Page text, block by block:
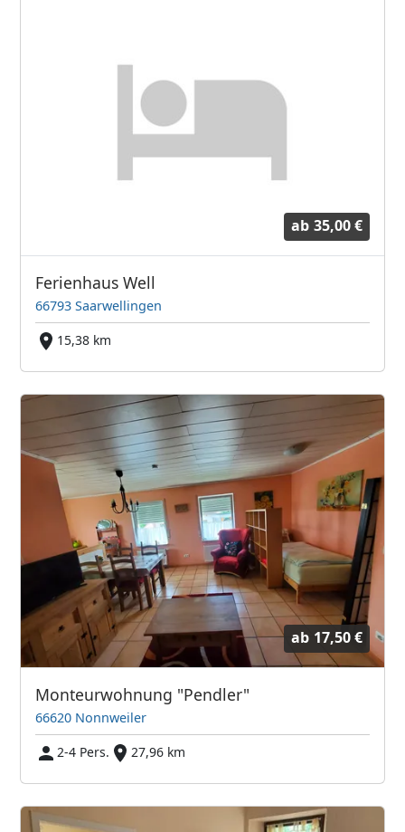
ab 35,00 €
Ferienhaus Well
66793 Saarwellingen
15,38 km
ab 17,50 €
Monteurwohnung "Pendler"
66620 Nonnweiler
2-4 Pers.
27,96 km